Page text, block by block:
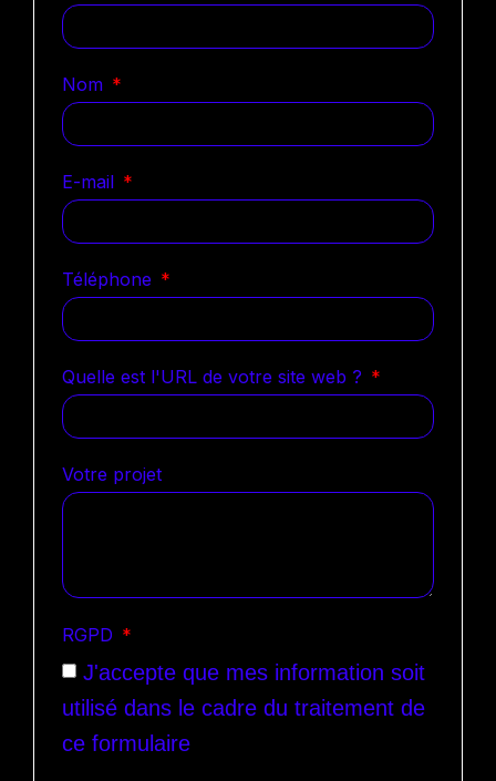
Nom
E-mail
Téléphone
Quelle est l'URL de votre site web ?
Votre projet
RGPD
J'accepte que mes information soit
utilisé dans le cadre du traitement de
ce formulaire